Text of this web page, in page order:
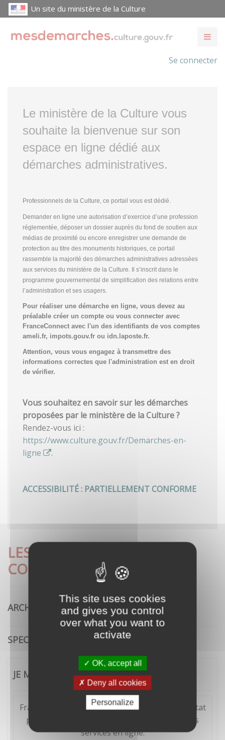
This site uses cookies
and gives you control
over what you want to
activate
OK, accept all
Deny all cookies
Personalize
Un site du ministère de la Culture
Se connecter
Le ministère de la Culture vous
souhaite la bienvenue sur son
espace en ligne dédié aux
démarches administratives.
Professionnels de la Culture, ce portail vous est dédié.
Demander en ligne une autorisation d’exercice d’une profession
réglementée, déposer un dossier auprès du fond de soutien aux
médias de proximité ou encore enregistrer une demande de
protection au titre des monuments historiques, ce portail
rassemble la majorité des démarches administratives adressées
aux services du ministère de la Culture. Il s’inscrit dans le
programme gouvernemental de simplification des relations entre
l’administration et ses usagers.
Pour réaliser une démarche en ligne, vous devez au
préalable créer un compte ou vous connecter avec
FranceConnect avec l'un des identifiants de vos comptes
ameli.fr, impots.gouv.fr ou idn.laposte.fr.
Attention, vous vous engagez à transmettre des
informations correctes que l'administration est en droit
de vérifier.
Vous souhaitez en savoir sur les démarches
proposées par le ministère de la Culture ?
Rendez-vous ici :
https://www.culture.gouv.fr/Demarches-en-
ligne
.
ACCESSIBILITÉ : PARTIELLEMENT CONFORME
LES DÉMARCHES LES PLUS
CONSULTÉES
ARCHITECTURE
SPECTACLE VIVANT
JE ME CONNECTE
FranceConnect est la solution proposée par l'Etat
pour sécuriser et simplifier la connexion à vos
services en ligne.